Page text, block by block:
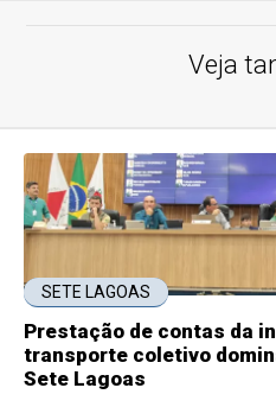
Veja
SETE LAGOAS
Prestação de contas da
transporte coletivo
Sete Lagoas